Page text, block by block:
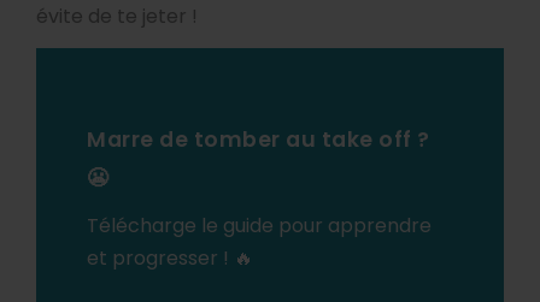
évite de te jeter !
Marre de tomber au take off ?
😬
Télécharge le guide pour apprendre
et progresser ! 🔥